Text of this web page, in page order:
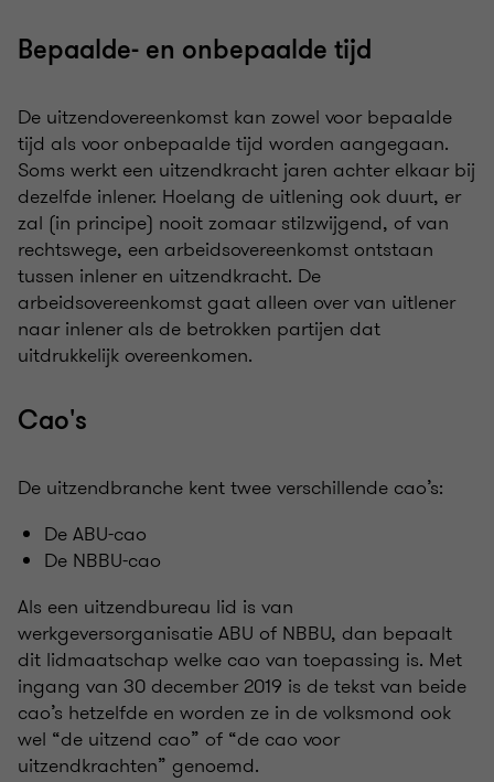
Bepaalde- en onbepaalde tijd
De uitzendovereenkomst kan zowel voor bepaalde
tijd als voor onbepaalde tijd worden aangegaan.
Soms werkt een uitzendkracht jaren achter elkaar bij
dezelfde inlener. Hoelang de uitlening ook duurt, er
zal (in principe) nooit zomaar stilzwijgend, of van
rechtswege, een arbeidsovereenkomst ontstaan
tussen inlener en uitzendkracht. De
arbeidsovereenkomst gaat alleen over van uitlener
naar inlener als de betrokken partijen dat
uitdrukkelijk overeenkomen.
Cao's
De uitzendbranche kent twee verschillende cao’s:
De ABU-cao
De NBBU-cao
Als een uitzendbureau lid is van
werkgeversorganisatie ABU of NBBU, dan bepaalt
dit lidmaatschap welke cao van toepassing is. Met
ingang van 30 december 2019 is de tekst van beide
cao’s hetzelfde en worden ze in de volksmond ook
wel “de uitzend cao” of “de cao voor
uitzendkrachten” genoemd.